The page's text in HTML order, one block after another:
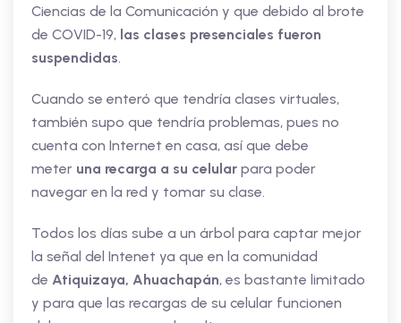
Ciencias de la Comunicación y que debido al brote
de COVID-19, las clases presenciales fueron
suspendidas.
Cuando se enteró que tendría clases virtuales,
también supo que tendría problemas, pues no
cuenta con Internet en casa, así que debe
meter una recarga a su celular para poder
navegar en la red y tomar su clase.
Todos los días sube a un árbol para captar mejor
la señal del Intenet ya que en la comunidad
de Atiquizaya, Ahuachapán, es bastante limitado
y para que las recargas de su celular funcionen